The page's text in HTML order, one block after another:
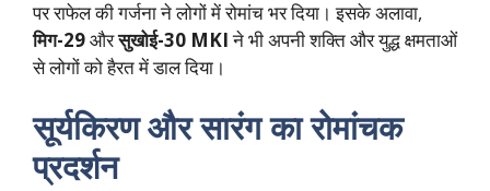
पर राफेल की गर्जना ने लोगों में रोमांच भर दिया। इसके अलावा,
मिग-29औरसुखोई-30 MKIने भी अपनी शक्ति और युद्ध क्षमताओं
से लोगों को हैरत में डाल दिया।
सूर्यकिरण और सारंग का रोमांचक
प्रदर्शन